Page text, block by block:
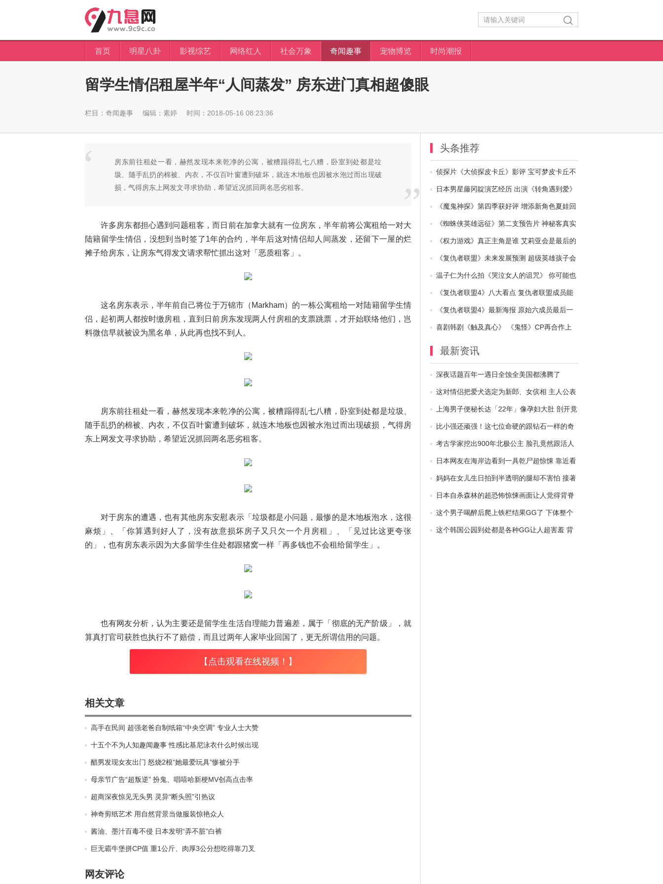
首页 明星八卦 影视综艺 网络红人 社会万象 奇闻趣事 宠物博览 时尚潮报
留学生情侣租屋半年“人间蒸发” 房东进门真相超傻眼
栏目： 奇闻趣事 编辑：素婷 时间：2018-05-16 08:23:36
房东前往租处一看，赫然发现本来乾净的公寓，被糟蹋得乱七八糟，卧室到处都是垃
圾、随手乱扔的棉被、内衣，不仅百叶窗遭到破坏，就连木地板也因被水泡过而出现破
损，气得房东上网发文寻求协助，希望近况抓回两名恶劣租客。
许多房东都担心遇到问题租客，而日前在加拿大就有一位房东，半年前将公寓租给一对大
陆籍留学生情侣，没想到当时签了1年的合约，半年后这对情侣却人间蒸发，还留下一屋的烂
摊子给房东，让房东气得发文请求帮忙抓出这对「恶质租客」。
这名房东表示，半年前自己将位于万锦市（Markham）的一栋公寓租给一对陆籍留学生情
侣，起初两人都按时缴房租，直到日前房东发现两人付房租的支票跳票，才开始联络他们，岂
料微信早就被设为黑名单，从此再也找不到人。
房东前往租处一看，赫然发现本来乾净的公寓，被糟蹋得乱七八糟，卧室到处都是垃圾、
随手乱扔的棉被、内衣，不仅百叶窗遭到破坏，就连木地板也因被水泡过而出现破损，气得房
东上网发文寻求协助，希望近况抓回两名恶劣租客。
对于房东的遭遇，也有其他房东安慰表示「垃圾都是小问题，最惨的是木地板泡水，这很
麻烦」、「你算遇到好人了，没有故意损坏房子又只欠一个月房租」、「见过比这更夸张
的」，也有房东表示因为大多留学生住处都跟猪窝一样「再多钱也不会租给留学生」。
也有网友分析，认为主要还是留学生生活自理能力普遍差，属于「彻底的无产阶级」，就
算真打官司获胜也执行不了赔偿，而且过两年人家毕业回国了，更无所谓信用的问题。
【点击观看在线视频！】
相关文章
高手在民间 超强老爸自制纸箱“中央空调” 专业人士大赞
十五个不为人知趣闻趣事 性感比基尼泳衣什么时候出现
醋男发现女友出门 怒烧2根“她最爱玩具”惨被分手
母亲节广告“超叛逆” 扮鬼、唱嘻哈新梗MV创高点击率
超商深夜惊见无头男 灵异“断头照”引热议
神奇剪纸艺术 用自然背景当做服装惊艳众人
酱油、墨汁百毒不侵 日本发明“弄不脏”白裤
巨无霸牛堡拼CP值 重1公斤、肉厚3公分想吃得靠刀叉
网友评论
头条推荐
侦探片《大侦探皮卡丘》影评 宝可梦皮卡丘不
够萌
日本男星藤冈靛演艺经历 出演《转角遇到爱》
名气大增
《魔鬼神探》第四季获好评 增添新角色夏娃回
归剧情核心
《蜘蛛侠英雄远征》第二支预告片 神秘客真实
身份是谁
《权力游戏》真正主角是谁 艾莉亚会是最后的
《复仇者联盟》未来发展预测 超级英雄孩子会
接续传奇吗
温子仁为什么拍《哭泣女人的诅咒》 你可能也
是哭泣的女人
《复仇者联盟4》八大看点 复仇者联盟成员能
否战胜宇宙最强反派
《复仇者联盟4》最新海报 原始六成员最后一
次合照
喜剧韩剧《触及真心》 《鬼怪》CP再合作上
最新资讯
深夜话题百年一遇日全蚀全美国都沸腾了
这对情侣把爱犬选定为新郎、女傧相 主人公表
示：希望小狗在婚礼上起到很大的作用
上海男子便秘长达「22年」像孕妇大肚 剖开竟
有「13公斤排泄物」
比小强还顽强！这七位命硬的跟钻石一样的奇
人生命力真的好夸张..连砲弹都打不死他们！
考古学家挖出900年北极公主 脸孔竟然跟活人
一样…她身边的发现让人超多问号！
日本网友在海岸边看到一具乾尸超惊悚 靠近看
到正面让网友都不安了！
妈妈在女儿生日拍到半透明的腿却不害怕 接著
灵媒证实就是7年前的她回来看你们了！
日本自杀森林的超恐怖惊悚画面让人觉得背脊
发凉！（胆小慎入）
这个男子喝醉后爬上铁栏结果GG了 下体整个
被刺穿挂在铁栏展示让路人都吓到尖叫！
这个韩国公园到处都是各种GG让人超害羞 背